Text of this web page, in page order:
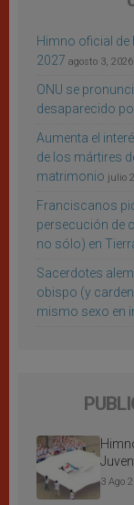
Himno oficial de
2027 agosto 3, 2026
ONU se
desaparecido
Aumenta el
de los mártires
matrimonio julio
Franciscanos
persecución de
no sólo) en
Sacerdotes
obispo (y
mismo sexo en
3 Ago